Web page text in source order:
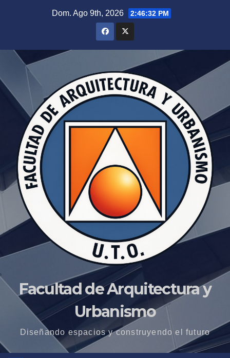
Dom. Ago 9th, 2026 2:46:32 PM
Facultad de Arquitectura y
Urbanismo
Diseñando espacios y construyendo el futuro